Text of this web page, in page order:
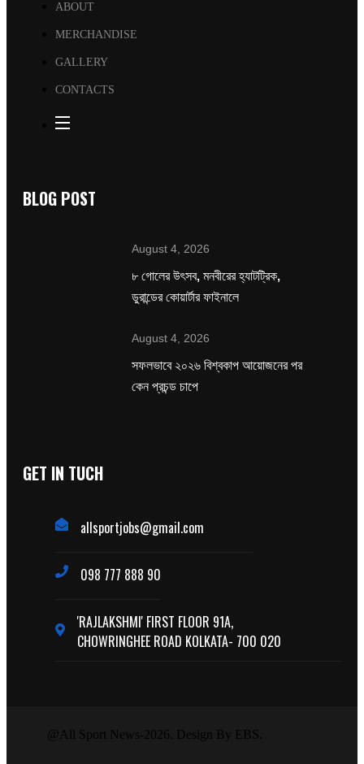
ABOUT
MERCHANDISE
GALLERY
CONTACTS
BLOG POST
August 4, 2026
৮ গোলের উৎসব, মনবীরের হ্যাটট্রিক,
ডুরান্ডের কোয়ার্টার ফাইনালে
August 4, 2026
সফলভাবে ২০২৬ বিশ্বকাপ আয়োজনের পর
কেন প্রচন্ড চাপে
GET IN TUCH
allsportjobs@gmail.com
098 777 888 90
'RAJLAKSHMI' FIRST FLOOR 91A,
CHOWRINGHEE ROAD KOLKATA- 700 020
@All Sport News-2026. Design By EBS.